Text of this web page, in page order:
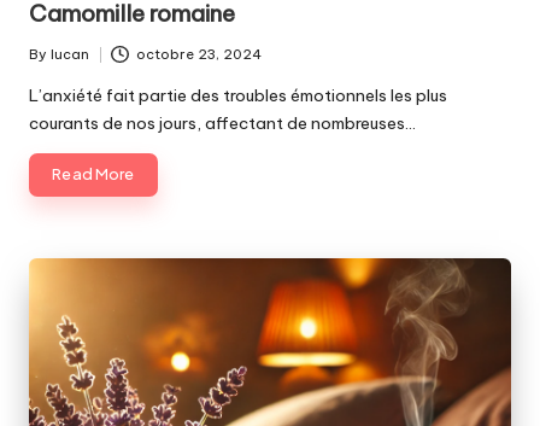
Camomille romaine
Posted
by
By lucan octobre 23, 2024
L’anxiété fait partie des troubles émotionnels les plus
courants de nos jours, affectant de nombreuses…
Read More